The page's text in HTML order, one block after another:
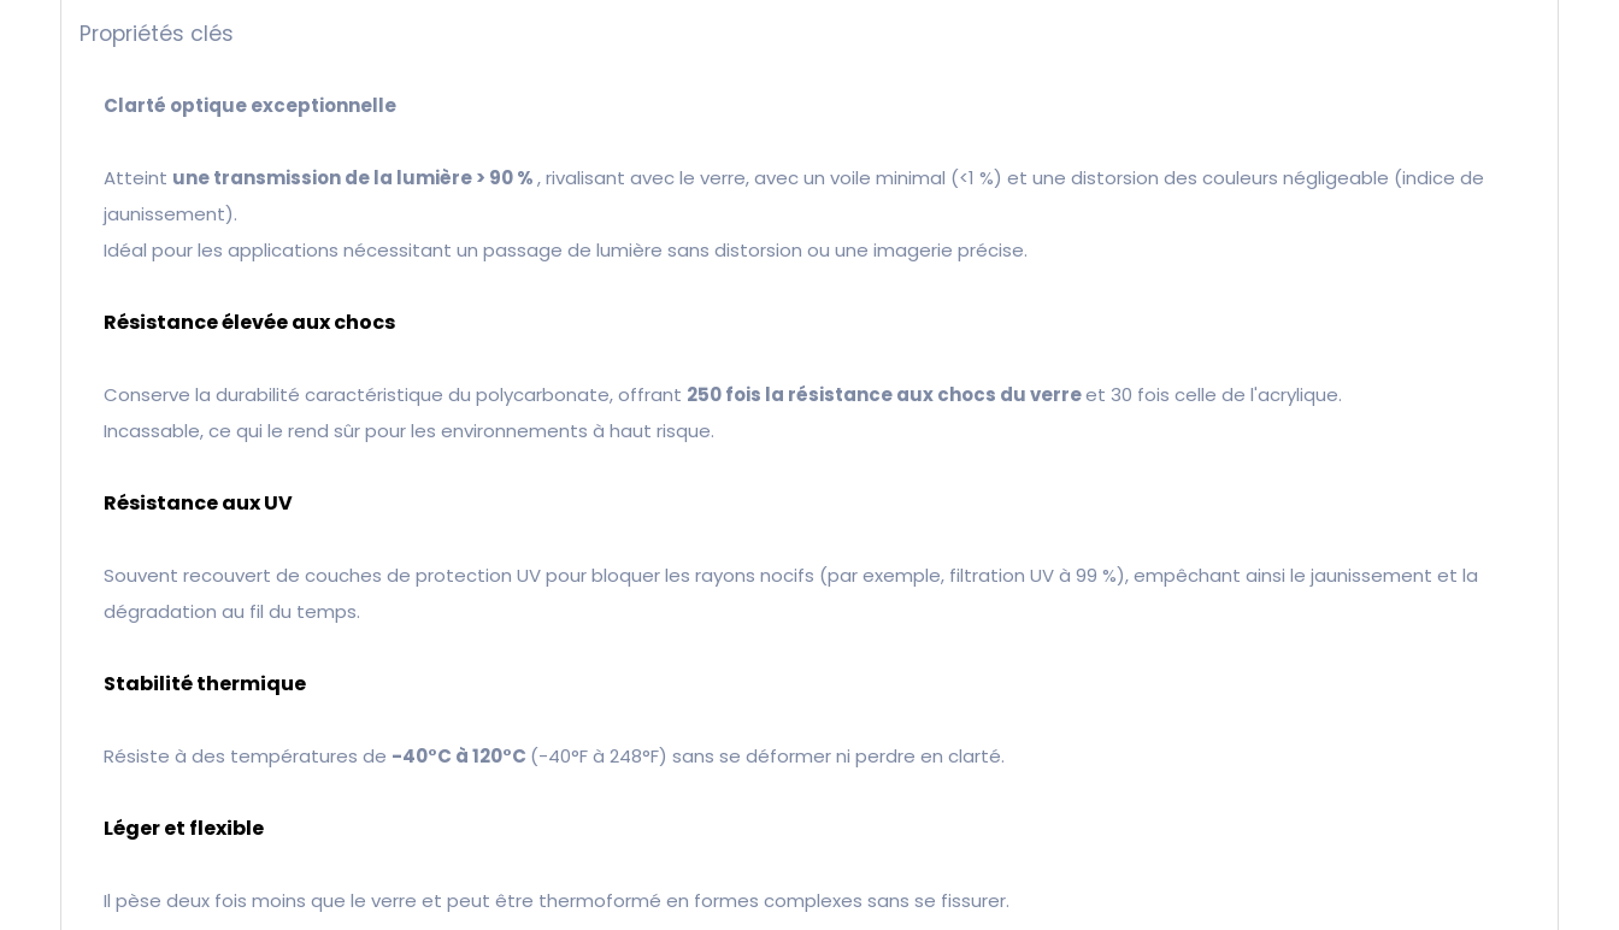
Propriétés clés
Clarté optique exceptionnelle
Atteint une transmission de la lumière > 90 %, rivalisant avec le verre, avec un voile minimal (<1 %) et une distorsion des couleurs négligeable (indice de
jaunissement).
Idéal pour les applications nécessitant un passage de lumière sans distorsion ou une imagerie précise.
Résistance élevée aux chocs
Conserve la durabilité caractéristique du polycarbonate, offrant 250 fois la résistance aux chocs du verreet 30 fois celle de l'acrylique.
Incassable, ce qui le rend sûr pour les environnements à haut risque.
Résistance aux UV
Souvent recouvert de couches de protection UV pour bloquer les rayons nocifs (par exemple, filtration UV à 99 %), empêchant ainsi le jaunissement et la
dégradation au fil du temps.
Stabilité thermique
Résiste à des températures de -40°C à 120°C (-40°F à 248°F) sans se déformer ni perdre en clarté.
Léger et flexible
Il pèse deux fois moins que le verre et peut être thermoformé en formes complexes sans se fissurer.